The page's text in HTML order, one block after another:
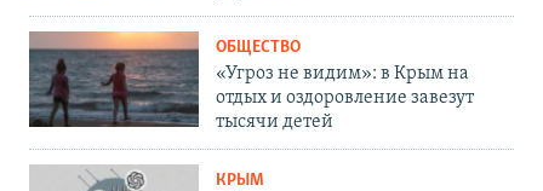
ОБЩЕСТВО
«Угроз не видим»: в Крым на
отдых и оздоровление завезут
тысячи детей
КРЫМ